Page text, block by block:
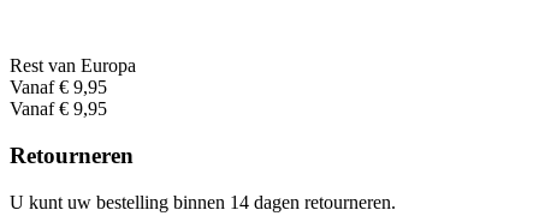
Rest van Europa
Vanaf € 9,95
Vanaf € 9,95
Retourneren
U kunt uw bestelling binnen 14 dagen retourneren.